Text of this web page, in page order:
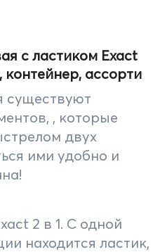
с ластиком Exact
контейнер, ассорти
существуют
, которые
двух
ими удобно и
2 в 1. С одной
находится ластик,